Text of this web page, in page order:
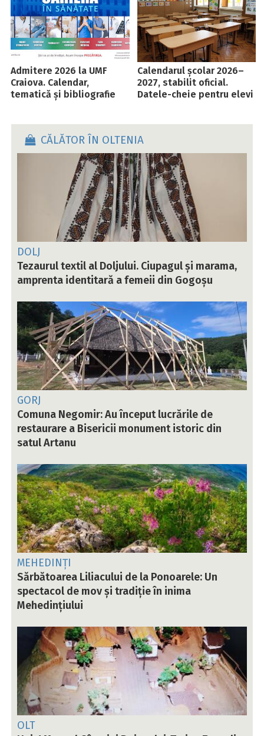
Admitere 2026 la UMF
Craiova. Calendar,
tematică și bibliografie
Calendarul școlar 2026–
2027, stabilit oficial.
Datele-cheie pentru elevi
CĂLĂTOR ÎN OLTENIA
DOLJ
Tezaurul textil al Doljului. Ciupagul și marama,
amprenta identitară a femeii din Gogoșu
GORJ
Comuna Negomir: Au început lucrările de
restaurare a Bisericii monument istoric din
satul Artanu
MEHEDINȚI
Sărbătoarea Liliacului de la Ponoarele: Un
spectacol de mov și tradiție în inima
Mehedințiului
OLT